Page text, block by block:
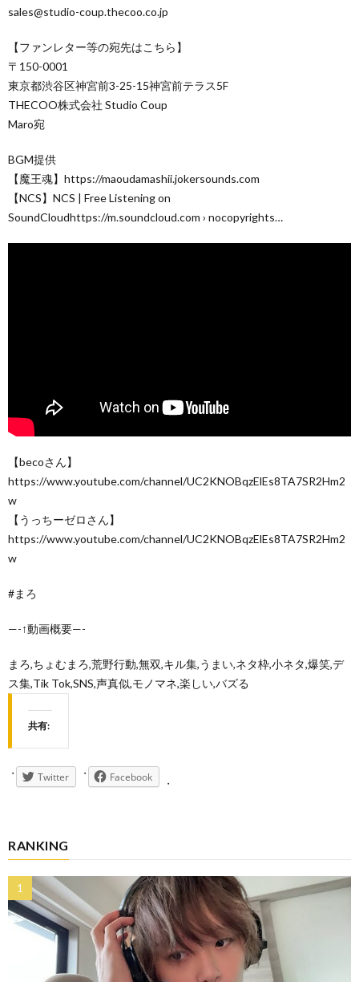
sales@studio-coup.thecoo.co.jp
【ファンレター等の宛先はこちら】
〒150-0001
東京都渋谷区神宮前3-25-15神宮前テラス5F
THECOO株式会社 Studio Coup
Maro宛
BGM提供
【魔王魂】https://maoudamashii.jokersounds.com
【NCS】NCS | Free Listening on
SoundCloudhttps://m.soundcloud.com › nocopyrights…
【becoさん】
https://www.youtube.com/channel/UC2KNOBqzElEs8TA7SR2Hm2
w
【うっちーゼロさん】
https://www.youtube.com/channel/UC2KNOBqzElEs8TA7SR2Hm2
w
#まろ
—-↑動画概要—-
まろ,ちょむまろ,荒野行動,無双,キル集,うまい,ネタ枠,小ネタ,爆笑,デ
ス集,Tik Tok,SNS,声真似,モノマネ,楽しい,バズる
共有:
Twitter Facebook
RANKING